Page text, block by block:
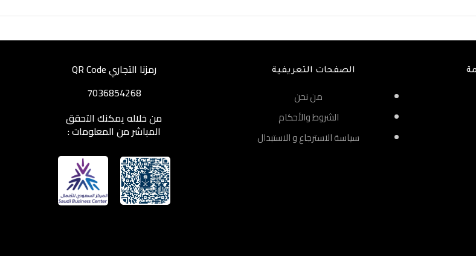
الصفحات التعريفية
من نحن
الشروط والأحكام
سياسة الاسترجاع و الاستبدال
رمزنا التجاري QR Code
7036854268
من خلاله يمكنك التحقق
المباشر من المعلومات :